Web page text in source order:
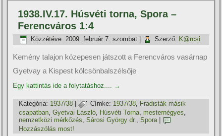
1938.IV.17. Húsvéti torna, Spora –
Ferencváros 1:4
Közzétéve: 2009. február 7. szombat Szerző: K@rcsi
Kemény talajon közepesen játszott a Ferencváros vasárnap
Gyetvay a Kispest kölcsönbalszélsője
Egy kattintás ide a folytatáshoz.... →
Kategória: 1937/38 | Címke: 1937/38, Fradisták másik
csapatban ,Gyetvai László Húsvéti Torna mesternégyes
nemzetközi mérkőzés,Sárosi György dr.,Spora|
Hozzászólás most!